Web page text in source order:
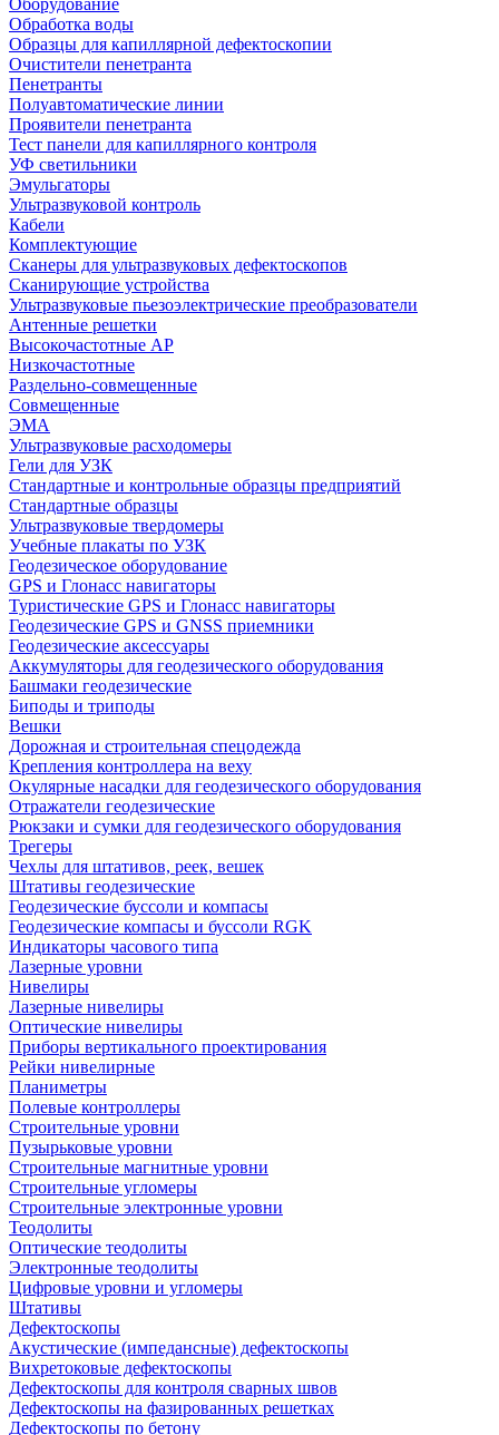
Оборудование
Обработка воды
Образцы для капиллярной дефектоскопии
Очистители пенетранта
Пенетранты
Полуавтоматические линии
Проявители пенетранта
Тест панели для капиллярного контроля
УФ светильники
Эмульгаторы
Ультразвуковой контроль
Кабели
Комплектующие
Сканеры для ультразвуковых дефектоскопов
Сканирующие устройства
Ультразвуковые пьезоэлектрические преобразователи
Антенные решетки
Высокочастотные АР
Низкочастотные
Раздельно-совмещенные
Совмещенные
ЭМА
Ультразвуковые расходомеры
Гели для УЗК
Стандартные и контрольные образцы предприятий
Стандартные образцы
Ультразвуковые твердомеры
Учебные плакаты по УЗК
Геодезическое оборудование
GPS и Глонасс навигаторы
Туристические GPS и Глонасс навигаторы
Геодезические GPS и GNSS приемники
Геодезические аксессуары
Аккумуляторы для геодезического оборудования
Башмаки геодезические
Биподы и триподы
Вешки
Дорожная и строительная спецодежда
Крепления контроллера на веху
Окулярные насадки для геодезического оборудования
Отражатели геодезические
Рюкзаки и сумки для геодезического оборудования
Трегеры
Чехлы для штативов, реек, вешек
Штативы геодезические
Геодезические буссоли и компасы
Геодезические компасы и буссоли RGK
Индикаторы часового типа
Лазерные уровни
Нивелиры
Лазерные нивелиры
Оптические нивелиры
Приборы вертикального проектирования
Рейки нивелирные
Планиметры
Полевые контроллеры
Строительные уровни
Пузырьковые уровни
Строительные магнитные уровни
Строительные угломеры
Строительные электронные уровни
Теодолиты
Оптические теодолиты
Электронные теодолиты
Цифровые уровни и угломеры
Штативы
Дефектоскопы
Акустические (импедансные) дефектоскопы
Вихретоковые дефектоскопы
Дефектоскопы для контроля сварных швов
Дефектоскопы на фазированных решетках
Дефектоскопы по бетону